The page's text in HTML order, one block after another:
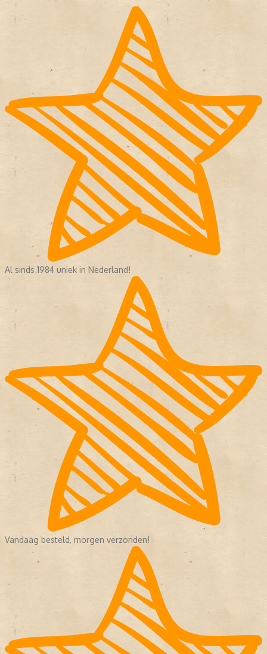
Al sinds 1984 uniek in Nederland!
Vandaag besteld, morgen verzonden!